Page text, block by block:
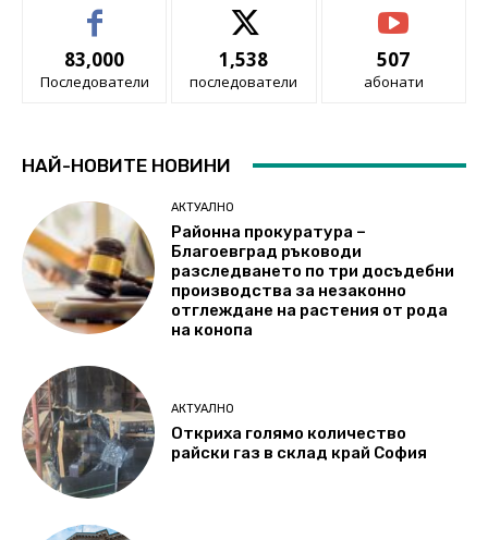
83,000
Последователи
1,538
последователи
507
абонати
НАЙ-НОВИТЕ НОВИНИ
АКТУАЛНО
Районна прокуратура –
Благоевград ръководи
разследването по три досъдебни
производства за незаконно
отглеждане на растения от рода
на конопа
АКТУАЛНО
Откриха голямо количество
райски газ в склад край София